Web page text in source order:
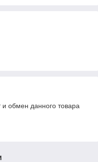
обмен данного товара